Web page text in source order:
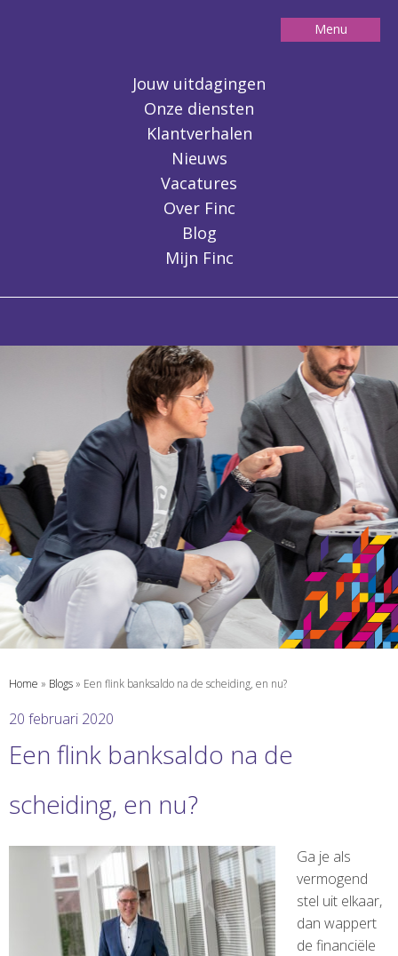
Menu
Jouw uitdagingen
Onze diensten
Klantverhalen
Nieuws
Vacatures
Over Finc
Blog
Mijn Finc
Home » Blogs » Een flink banksaldo na de scheiding, en nu?
20 februari 2020
Een flink banksaldo na de
scheiding, en nu?
Ga je als
vermogend
stel uit elkaar,
dan wappert
de financiële